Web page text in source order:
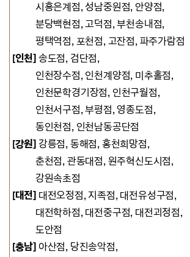
시흥은계점,성남중원점, 안양점,
분당백현점,고덕점, 부천송내점,
평택역점, 포천점, 고잔점, 파주가람점
[인천] 송도점, 검단점,
인천장수점, 인천계양점, 미추홀점,
인천문학경기장점, 인천구월점,
인천서구점, 부평점, 영종도점,
동인천점, 인천남동공단점
[강원] 강릉점, 동해점, 홍천희망점,
춘천점, 관동대점, 원주혁신도시점,
강원속초점
[대전] 대전오정점, 지족점, 대전유성구점,
대전학하점, 대전중구점, 대전괴정점,
도안점
[충남] 아산점, 당진송악점,